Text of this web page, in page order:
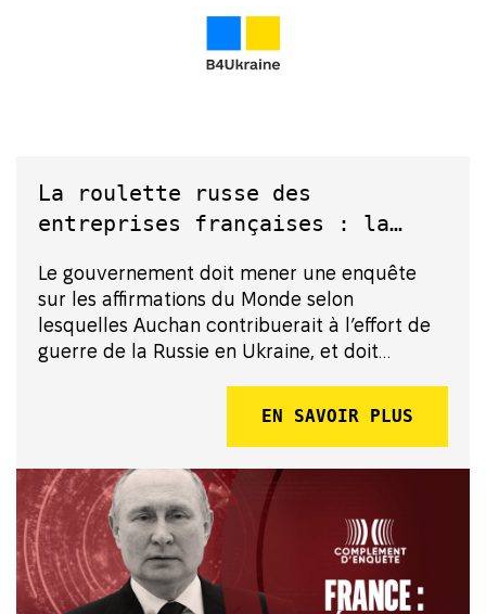
La roulette russe des
entreprises françaises : la
directives appelant ses
entreprises à quitter la Russie
Le gouvernement doit mener une enquête
sur les affirmations du Monde selon
lesquelles Auchan contribuerait à l’effort de
guerre de la Russie en Ukraine, et doit
déclare B4Ukraine – une coalition internatio...
EN SAVOIR PLUS